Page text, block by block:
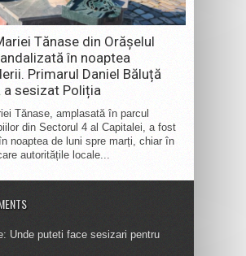
Tănase din Orășelul
în noaptea
Primarul Daniel Băluță
a sesizat Poliția
Tănase, amplasată în parcul
din Sectorul 4 al Capitalei, a fost
noaptea de luni spre marți, chiar în
autoritățile locale...
Unde puteti face sesizari pentru